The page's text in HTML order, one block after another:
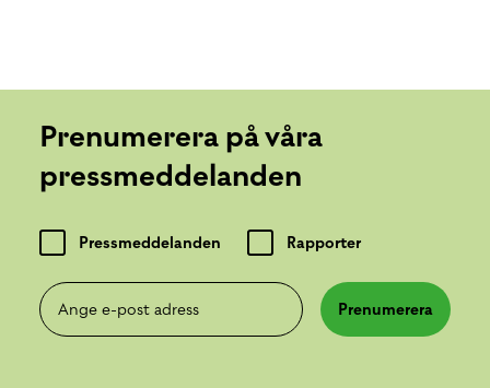
Prenumerera på våra
pressmeddelanden
Pressmeddelanden Rapporter
Ange e-post adress
Prenumerera